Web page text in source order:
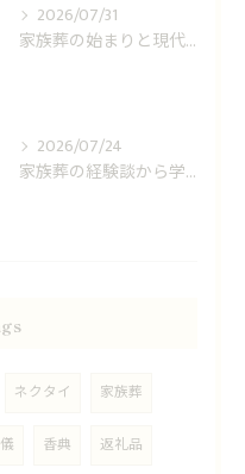
2026/07/31
家族葬の始まりと現代の流れ歴史と進め方を徹底解説
2026/07/24
家族葬の経験談から学ぶ埼玉県上尾市錦町で費用を抑えたお別れの実際
ネクタイ 家族葬
香典 返礼品